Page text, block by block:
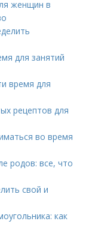
женщин в
для занятий
время для
рецептов для
во время
родов: все, что
свой и
как